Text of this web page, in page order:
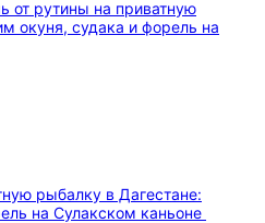
рыбалку в Дагестане:
на Сулакском каньоне